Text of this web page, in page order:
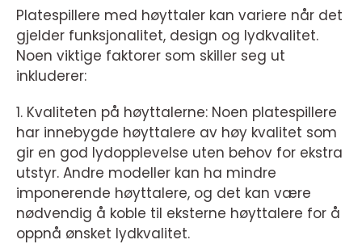
Platespillere med høyttaler kan variere når det
gjelder funksjonalitet, design og lydkvalitet.
Noen viktige faktorer som skiller seg ut
inkluderer:
1. Kvaliteten på høyttalerne: Noen platespillere
har innebygde høyttalere av høy kvalitet som
gir en god lydopplevelse uten behov for ekstra
utstyr. Andre modeller kan ha mindre
imponerende høyttalere, og det kan være
nødvendig å koble til eksterne høyttalere for å
oppnå ønsket lydkvalitet.